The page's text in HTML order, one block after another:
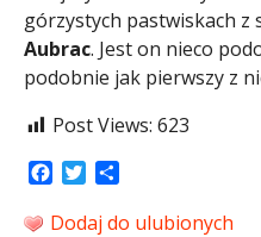
górzystych pastwiskach
Aubrac. Jest on nieco
podobnie jak pierwszy z
Post Views: 623
Facebook
Twitter
Dodaj do ulubionych